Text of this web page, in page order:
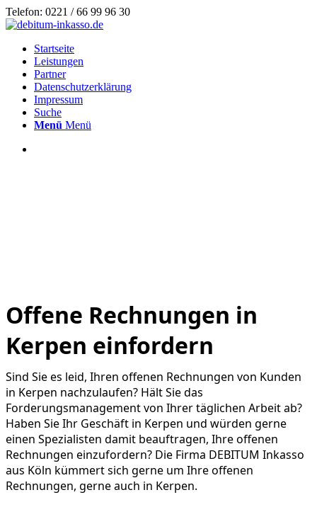
Telefon: 0221 / 66 99 96 30
Startseite
Leistungen
Partner
Datenschutzerklärung
Impressum
Suche
Menü Menü
Offene Rechnungen in
Kerpen einfordern
Sind Sie es leid, Ihren offenen Rechnungen von Kunden
in Kerpen nachzulaufen? Hält Sie das
Forderungsmanagement von Ihrer täglichen Arbeit ab?
Haben Sie Ihr Geschäft in Kerpen und würden gerne
einen Spezialisten damit beauftragen, Ihre offenen
Rechnungen einzufordern? Die Firma DEBITUM Inkasso
aus Köln kümmert sich gerne um Ihre offenen
Rechnungen, gerne auch in Kerpen.